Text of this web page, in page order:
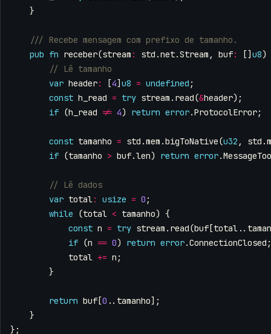
}
pub fn receber(stream : std .net.Stream , buf: [] u8)
var header: [4] u8 = undefined ;
const h_read = try stream . read(&header);
if (h_read != 4) return error.ProtocolError;
const tamanho = std .mem .bigToNative(u32 , std .
if (tamanho > buf.len) return error.
var total: usize = 0 ;
while
(total < tamanho) {
const n = try stream . read(buf [total ..
if (n == 0) return error.ConnectionClosed ;
total += n ;
}
return buf [0 .. tamanho];
}
};